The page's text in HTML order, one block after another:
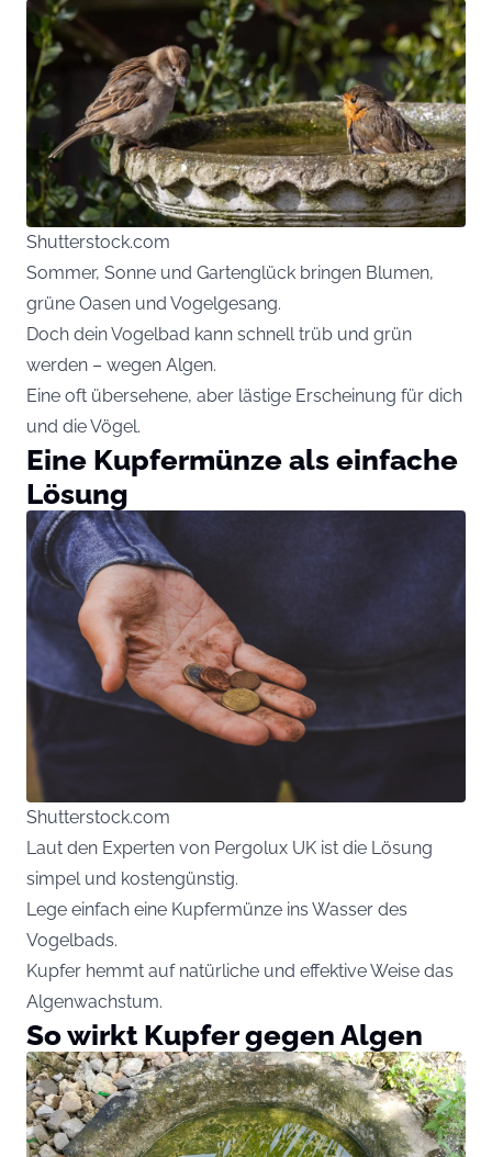
Shutterstock.com
Sommer, Sonne und Gartenglück bringen Blumen,
grüne Oasen und Vogelgesang.
Doch dein Vogelbad kann schnell trüb und grün
werden – wegen Algen.
Eine oft übersehene, aber lästige Erscheinung für dich
und die Vögel.
Eine Kupfermünze als einfache
Lösung
Shutterstock.com
Laut den Experten von Pergolux UK ist die Lösung
simpel und kostengünstig.
Lege einfach eine Kupfermünze ins Wasser des
Vogelbads.
Kupfer hemmt auf natürliche und effektive Weise das
Algenwachstum.
So wirkt Kupfer gegen Algen